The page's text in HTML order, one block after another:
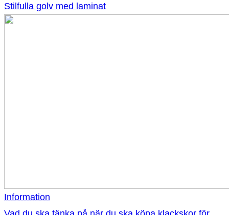
Stilfulla golv med laminat
Information